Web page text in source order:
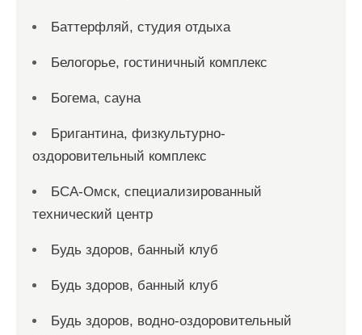
Баттерфляй, студия отдыха
Белогорье, гостиничный комплекс
Богема, сауна
Бригантина, физкультурно-
оздоровительный комплекс
БСА-Омск, специализированный
технический центр
Будь здоров, банный клуб
Будь здоров, банный клуб
Будь здоров, водно-оздоровительный